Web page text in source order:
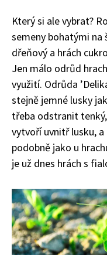
Který si alevybrat?
semeny bohatými na
dřeňový a hrách
Jen málo odrůd
využití. Odrůda ’
stejně jemné lusky
třeba odstranit
vytvoří uvnitř lusku,
podobně jako u
je už dnes hrách s